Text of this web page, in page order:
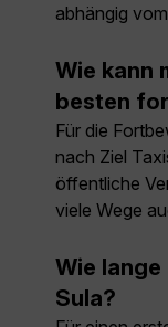
abhängig
Wie kann
besten
Für die
nach Ziel
öffentliche
viele Wege
Wie
Sula?